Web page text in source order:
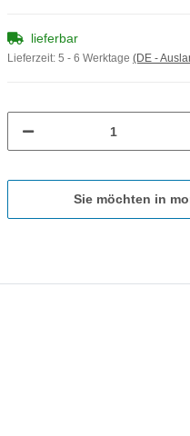
lieferbar
Lieferzeit: 5 - 6 Werktage (DE -
Sie möchten in